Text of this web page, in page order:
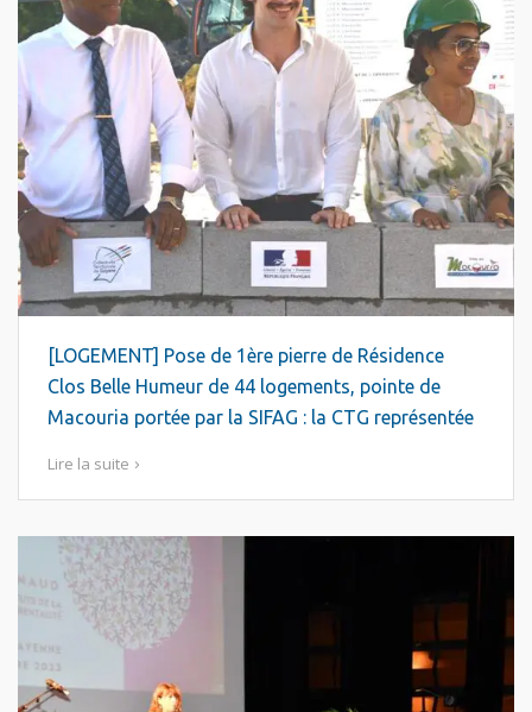
[LOGEMENT] Pose de 1ère pierre de Résidence
Clos Belle Humeur de 44 logements, pointe de
Macouria portée par la SIFAG : la CTG représentée
Lire la suite